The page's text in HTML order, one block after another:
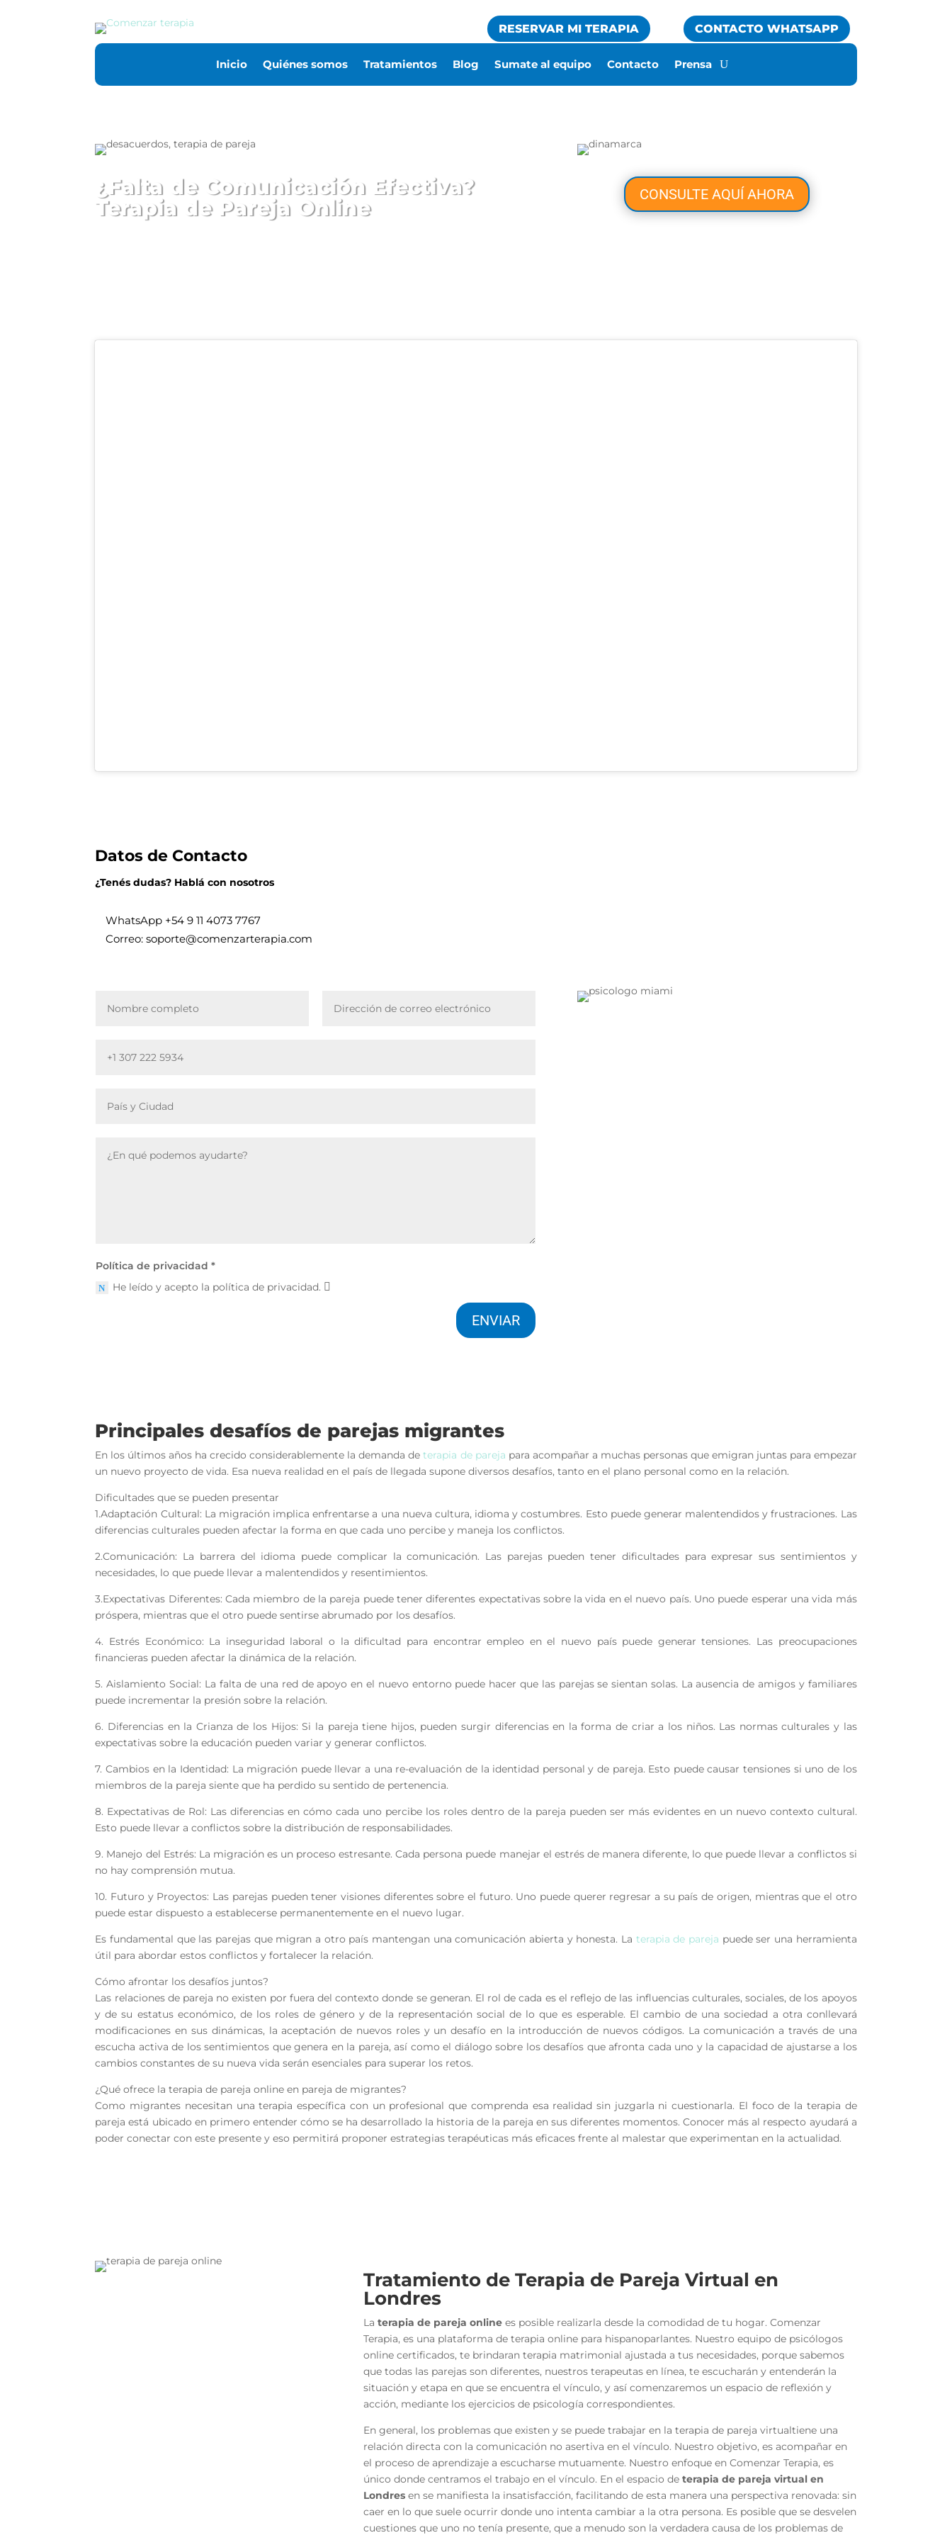
RESERVAR MI TERAPIA CONTACTO WHATSAPP
Inicio Quiénes somos Tratamientos Blog Sumate al equipo Contacto Prensa
¿Falta de Comunicación Efectiva?
Terapia de Pareja Online
CONSULTE AQUÍ AHORA
Datos de Contacto
¿Tenés dudas? Hablá con nosotros
WhatsApp +54 9 11 4073 7767
Correo: soporte@comenzarterapia.com
Política de privacidad *
He leído y acepto la política de privacidad.
ENVIAR
Principales desafíos de parejas migrantes
En los últimos años ha crecido considerablemente la demanda de terapia de pareja para acompañar a muchas personas que emigran juntas para empezar
un nuevo proyecto de vida. Esa nueva realidad en el país de llegada supone diversos desafíos, tanto en el plano personal como en la relación.
Dificultades que se pueden presentar
1.Adaptación Cultural: La migración implica enfrentarse a una nueva cultura, idioma y costumbres. Esto puede generar malentendidos y frustraciones. Las
diferencias culturales pueden afectar la forma en que cada uno percibe y maneja los conflictos.
2.Comunicación: La barrera del idioma puede complicar la comunicación. Las parejas pueden tener dificultades para expresar sus sentimientos y
necesidades, lo que puede llevar a malentendidos y resentimientos.
3.Expectativas Diferentes: Cada miembro de la pareja puede tener diferentes expectativas sobre la vida en el nuevo país. Uno puede esperar una vida más
próspera, mientras que el otro puede sentirse abrumado por los desafíos.
4. Estrés Económico: La inseguridad laboral o la dificultad para encontrar empleo en el nuevo país puede generar tensiones. Las preocupaciones
financieras pueden afectar la dinámica de la relación.
5. Aislamiento Social: La falta de una red de apoyo en el nuevo entorno puede hacer que las parejas se sientan solas. La ausencia de amigos y familiares
puede incrementar la presión sobre la relación.
6. Diferencias en la Crianza de los Hijos: Si la pareja tiene hijos, pueden surgir diferencias en la forma de criar a los niños. Las normas culturales y las
expectativas sobre la educación pueden variar y generar conflictos.
7. Cambios en la Identidad: La migración puede llevar a una re-evaluación de la identidad personal y de pareja. Esto puede causar tensiones si uno de los
miembros de la pareja siente que ha perdido su sentido de pertenencia.
8. Expectativas de Rol: Las diferencias en cómo cada uno percibe los roles dentro de la pareja pueden ser más evidentes en un nuevo contexto cultural.
Esto puede llevar a conflictos sobre la distribución de responsabilidades.
9. Manejo del Estrés: La migración es un proceso estresante. Cada persona puede manejar el estrés de manera diferente, lo que puede llevar a conflictos si
no hay comprensión mutua.
10. Futuro y Proyectos: Las parejas pueden tener visiones diferentes sobre el futuro. Uno puede querer regresar a su país de origen, mientras que el otro
puede estar dispuesto a establecerse permanentemente en el nuevo lugar.
Es fundamental que las parejas que migran a otro país mantengan una comunicación abierta y honesta. La terapia de pareja puede ser una herramienta
útil para abordar estos conflictos y fortalecer la relación.
Cómo afrontar los desafíos juntos?
Las relaciones de pareja no existen por fuera del contexto donde se generan. El rol de cada es el reflejo de las influencias culturales, sociales, de los apoyos
y de su estatus económico, de los roles de género y de la representación social de lo que es esperable. El cambio de una sociedad a otra conllevará
modificaciones en sus dinámicas, la aceptación de nuevos roles y un desafío en la introducción de nuevos códigos. La comunicación a través de una
escucha activa de los sentimientos que genera en la pareja, así como el diálogo sobre los desafíos que afronta cada uno y la capacidad de ajustarse a los
cambios constantes de su nueva vida serán esenciales para superar los retos.
¿Qué ofrece la terapia de pareja online en pareja de migrantes?
Como migrantes necesitan una terapia específica con un profesional que comprenda esa realidad sin juzgarla ni cuestionarla. El foco de la terapia de
pareja está ubicado en primero entender cómo se ha desarrollado la historia de la pareja en sus diferentes momentos. Conocer más al respecto ayudará a
poder conectar con este presente y eso permitirá proponer estrategias terapéuticas más eficaces frente al malestar que experimentan en la actualidad.
Tratamiento de Terapia de Pareja Virtual en
Londres
La terapia de pareja onlinees posible realizarla desde la comodidad de tu hogar. Comenzar
Terapia, es una plataforma de terapia online para hispanoparlantes. Nuestro equipo de psicólogos
online certificados, te brindaran terapia matrimonial ajustada a tus necesidades, porque sabemos
que todas las parejas son diferentes, nuestros terapeutas en línea, te escucharán y entenderán la
situación y etapa en que se encuentra el vínculo, y así comenzaremos un espacio de reflexión y
acción, mediante los ejercicios de psicología correspondientes.
En general, los problemas que existen y se puede trabajar en la terapia de pareja virtualtiene una
relación directa con la comunicación no asertiva en el vínculo. Nuestro objetivo, es acompañar en
el proceso de aprendizaje a escucharse mutuamente. Nuestro enfoque en Comenzar Terapia, es
único donde centramos el trabajo en el vínculo. En el espacio de terapia de pareja virtual en
Londres en se manifiesta la insatisfacción, facilitando de esta manera una perspectiva renovada: sin
caer en lo que suele ocurrir donde uno intenta cambiar a la otra persona. Es posible que se desvelen
cuestiones que uno no tenía presente, que a menudo son la verdadera causa de los problemas de